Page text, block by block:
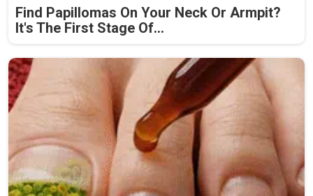
Find Papillomas On Your Neck Or Armpit?
It's The First Stage Of...